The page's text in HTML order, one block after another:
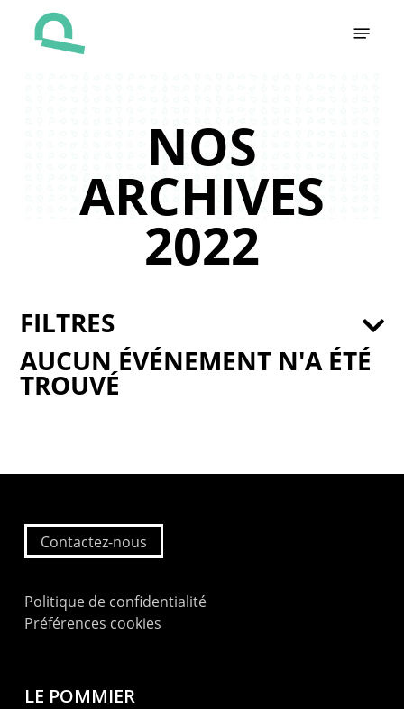
NOS
ARCHIVES
2022
AUCUN ÉVÉNEMENT N'A ÉTÉ
TROUVÉ
FILTRES
Contactez-nous
Politique de confidentialité
Préférences cookies
LE POMMIER